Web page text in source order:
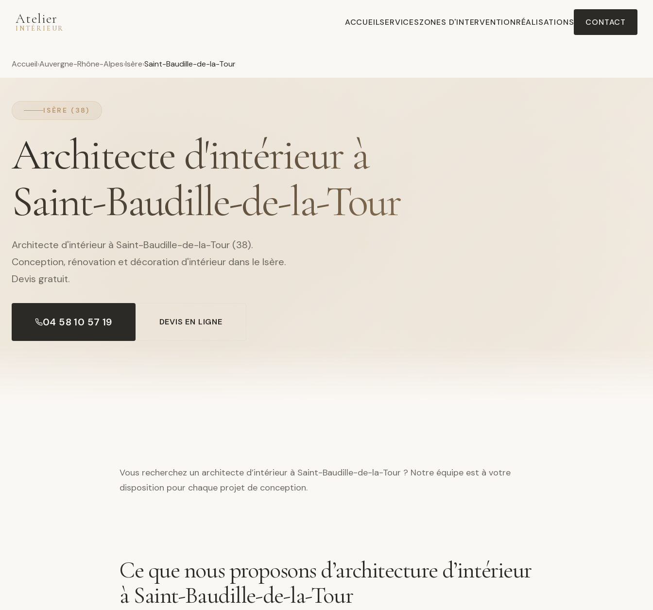
Atelier
INTÉRIEUR
ACCUEILSERVICESZONES D'INTERVENTIONRÉALISATIONS CONTACT
Accueil Auvergne-Rhône-Alpes Isère Saint-Baudille-de-la-Tour
ISÈRE (38)
Architecte d'intérieur à
Saint-Baudille-de-la-Tour
Architecte d'intérieur à Saint-Baudille-de-la-Tour (38).
Conception, rénovation et décoration d'intérieur dans le Isère.
Devis gratuit.
04 58 10 57 19 DEVIS EN LIGNE
Vous recherchez un architecte d’intérieur à Saint-Baudille-de-la-Tour ? Notre équipe est à votre
disposition pour chaque projet de conception.
Ce que nous proposons d’architecture d’intérieur
à Saint-Baudille-de-la-Tour